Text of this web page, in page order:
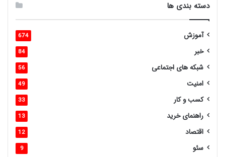
دسته بندی ها
آموزش 674
خبر 84
شبکه های اجتماعی 56
امنیت 49
کسب و کار 33
راهنمای خرید 13
اقتصاد 12
سئو 9